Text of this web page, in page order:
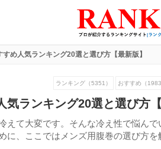
め人気ランキング20選と選び方【最新版】
ランキング（5351） おすすめ（1983
気ランキング20選と選び方【
えて大変です。そんな冷え性で悩んで
に、ここではメンズ用腹巻の選び方を